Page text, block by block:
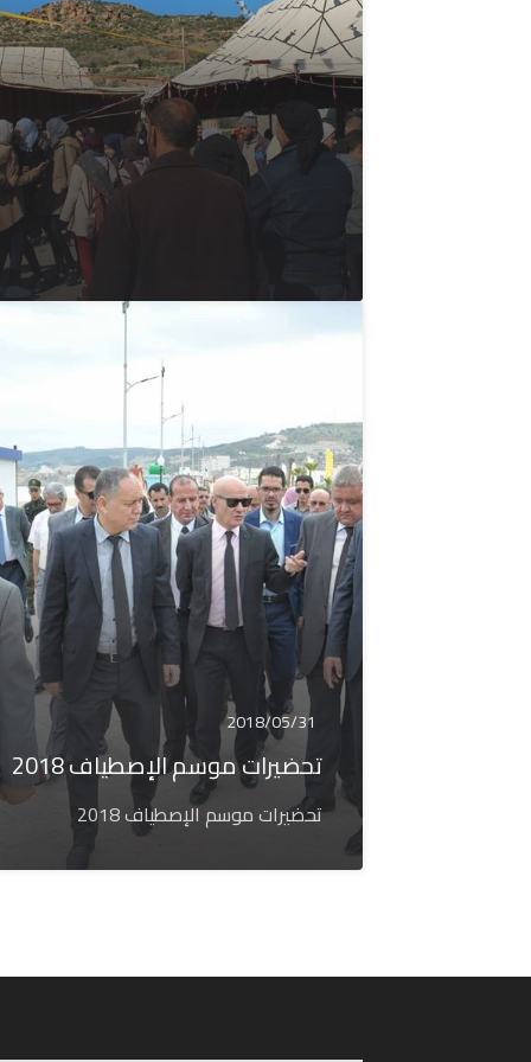
2018/05/31
تحضيرات موسم الإصطياف 2018
تحضيرات موسم الإصطياف 2018